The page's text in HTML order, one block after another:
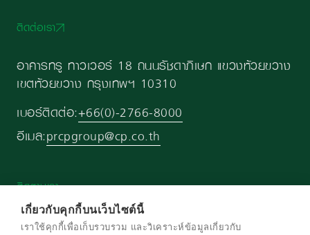
เกี่ยวกับคุกกี้บนเว็บไซต์นี้
เราใช้คุกกี้เพื่อเก็บรวบรวม และวิเคราะห์ข้อมูลเกี่ยวกับ
ติดต่อเรา
อาคารทรู ทาวเวอร์ 18 ถนนรัชดาภิเษก แขวงห้วยขวาง
เขตห้วยขวาง กรุงเทพฯ 10310
เบอร์ติดต่อ:+66(0)-2766-8000
อีเมล:prcpgroup@cp.co.th
ติดตามเรา